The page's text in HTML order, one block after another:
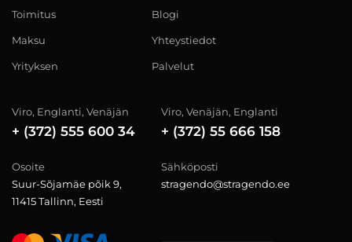
Toimitus
Maksu
Yrityksen
Blogi
Yhteystiedot
Palvelut
Viro, Englanti, Venäjän
+ (372) 555 600 34
Viro, Venäjän, Englanti
+ (372) 55 666 158
Osoite
Suur-Sõjamäe põik 9,
11415 Tallinn, Eesti
Sähköposti
stragendo@stragendo.ee